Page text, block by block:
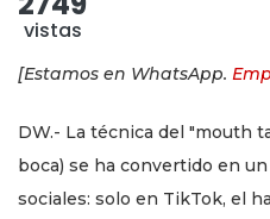
vistas
[Estamos en WhatsApp.
DW.- La técnica del "mouth
boca) se ha convertido en
sociales: solo en TikTok, el